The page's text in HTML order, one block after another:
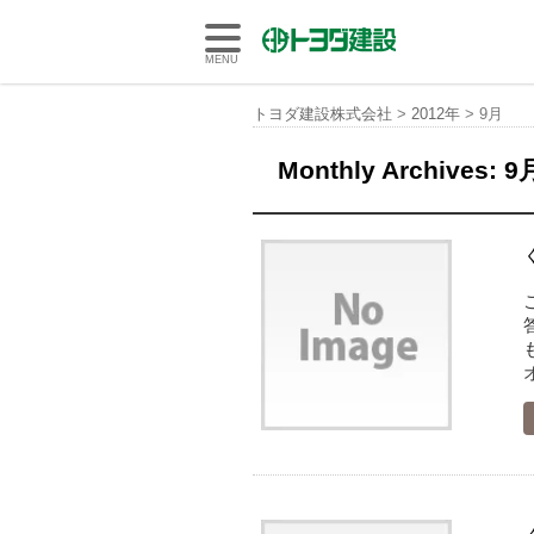
トヨダ建設株式会社
MENU
トヨダ建設株式会社 > 2012年 > 9月
Monthly Archives: 9